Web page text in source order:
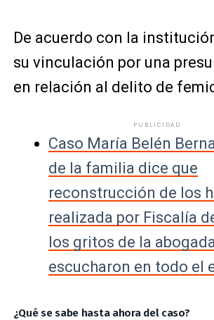
De acuerdo con la
su vinculación por una
en relación al delito de
PUBLICIDAD
Caso María Belén
de la familia dice que
reconstrucción de los
realizada por Fiscalía
los gritos de la
escucharon en todo el
¿Qué se sabe hasta ahora del caso?